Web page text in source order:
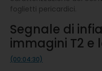
foglietti pericardici.
Segnale di
immagini T2
(00:04:30)